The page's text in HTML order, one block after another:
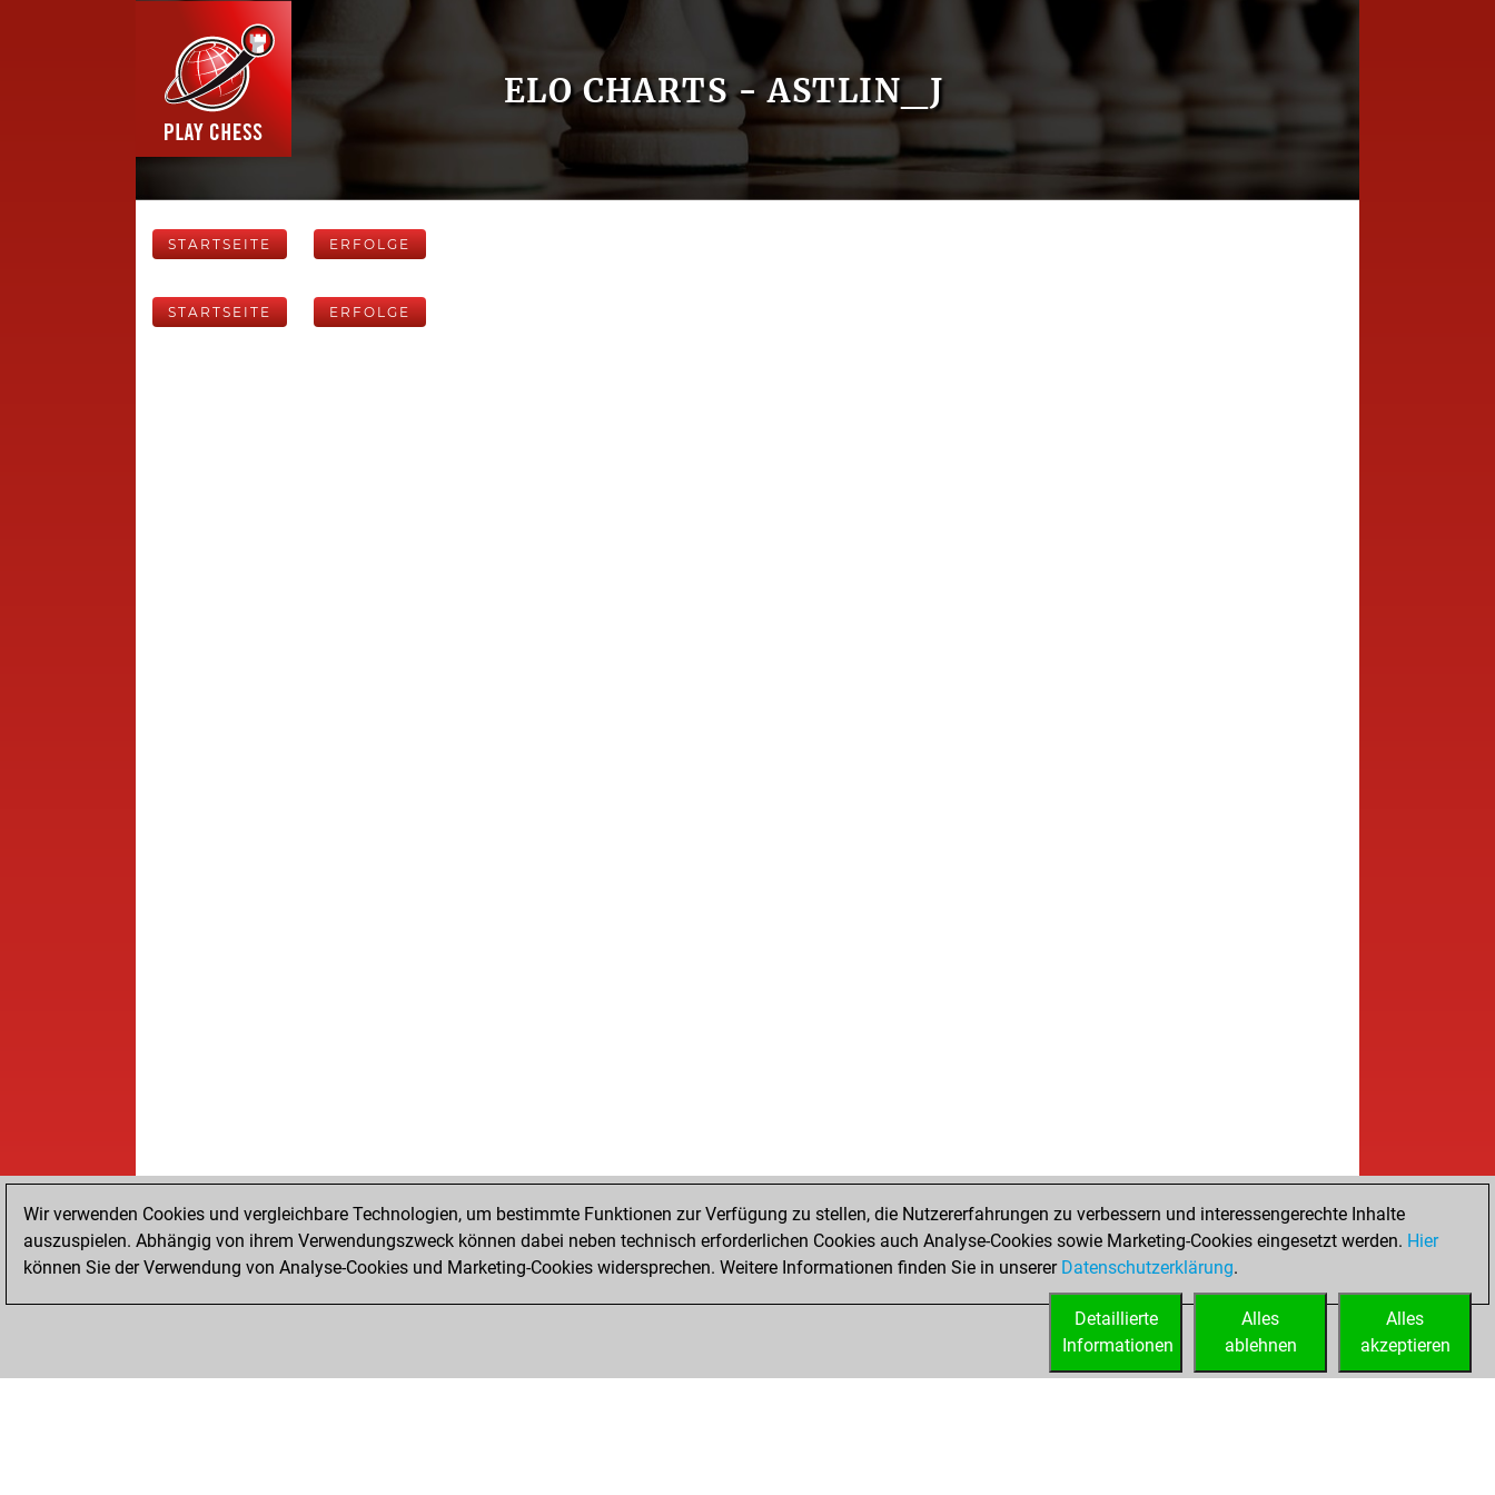
ELO CHARTS - ASTLIN_J
STARTSEITE ERFOLGE
STARTSEITE ERFOLGE
Wir verwenden Cookies und vergleichbare Technologien, um bestimmte Funktionen zur Verfügung zu stellen, die Nutzererfahrungen zu verbessern und interessengerechte Inhalte
auszuspielen. Abhängig von ihrem Verwendungszweck können dabei neben technisch erforderlichen Cookies auch Analyse-Cookies sowie Marketing-Cookies eingesetzt werden. Hier
können Sie der Verwendung von Analyse-Cookies und Marketing-Cookies widersprechen. Weitere Informationen finden Sie in unserer Datenschutzerklärung.
Alles
akzeptieren
Alles
ablehnen
Detaillierte
Informationen